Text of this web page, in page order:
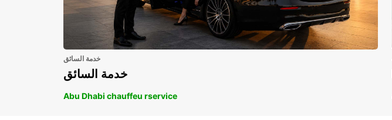
خدمة السائق
خدمة السائق
Abu Dhabi chauffeu rservice